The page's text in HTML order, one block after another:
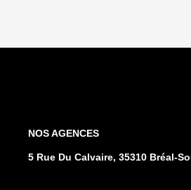
NOS AGENCES
5 Rue Du Calvaire, 35310 Bréal-